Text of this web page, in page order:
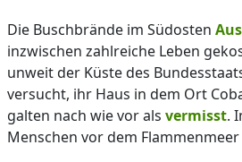
Die Buschbrände im Südosten
inzwischen zahlreiche Leben
unweit der Küste des
versucht, ihr Haus in dem Ort
galten nach wie vor als vermisst.
Menschen vor dem Flammenmeer